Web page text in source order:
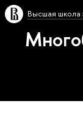
Высшая школа